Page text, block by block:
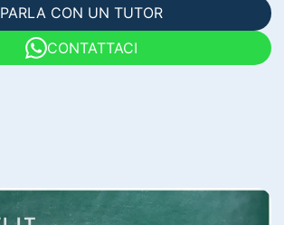
PARLA CON UN TUTOR
CONTATTACI